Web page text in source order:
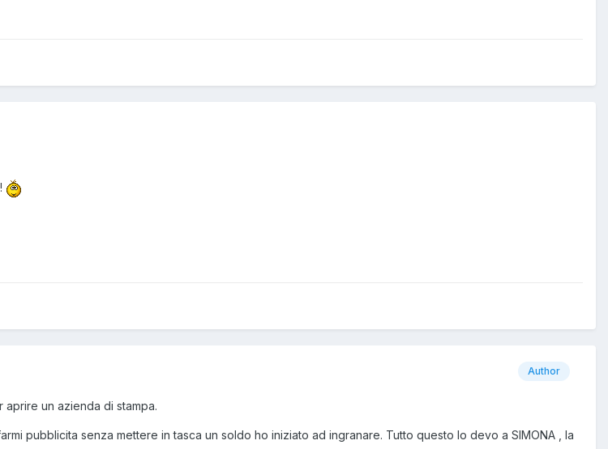
Author
un azienda di stampa.
pubblicita senza mettere in tasca un soldo ho iniziato ad ingranare. Tutto questo lo devo a SIMONA , la